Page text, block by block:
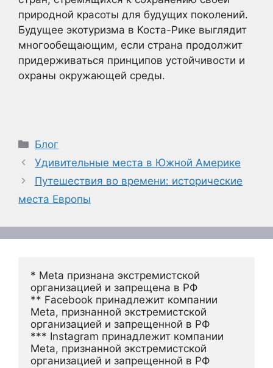
природной красоты для будущих поколений.
Будущее экотуризма в Коста-Рике выглядит
многообещающим, если страна продолжит
придерживаться принципов устойчивости и
охраны окружающей среды.
Рубрики
Блог
Удивительные места в Южной Америке
Путешествия во времени: исторические
места Европы
* Meta признана экстремистской
организацией и запрещена в РФ
** Facebook принадлежит компании
Meta, признанной экстремистской
организацией и запрещенной в РФ
*** Instagram принадлежит компании
Meta, признанной экстремистской
организацией и запрещенной в РФ